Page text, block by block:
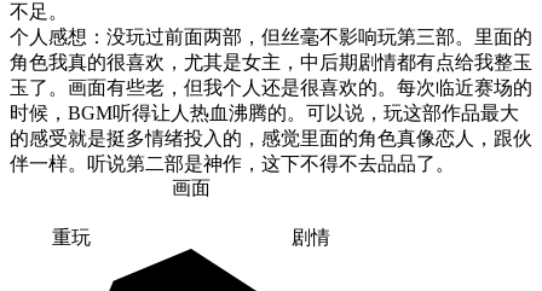
不足。
个人感想：没玩过前面两部，但丝毫不影响玩第三部。里面的
角色我真的很喜欢，尤其是女主，中后期剧情都有点给我整玉
玉了。画面有些老，但我个人还是很喜欢的。每次临近赛场的
时候，BGM听得让人热血沸腾的。可以说，玩这部作品最大
的感受就是挺多情绪投入的，感觉里面的角色真像恋人，跟伙
伴一样。听说第二部是神作，这下不得不去品品了。
画面
剧情
重玩